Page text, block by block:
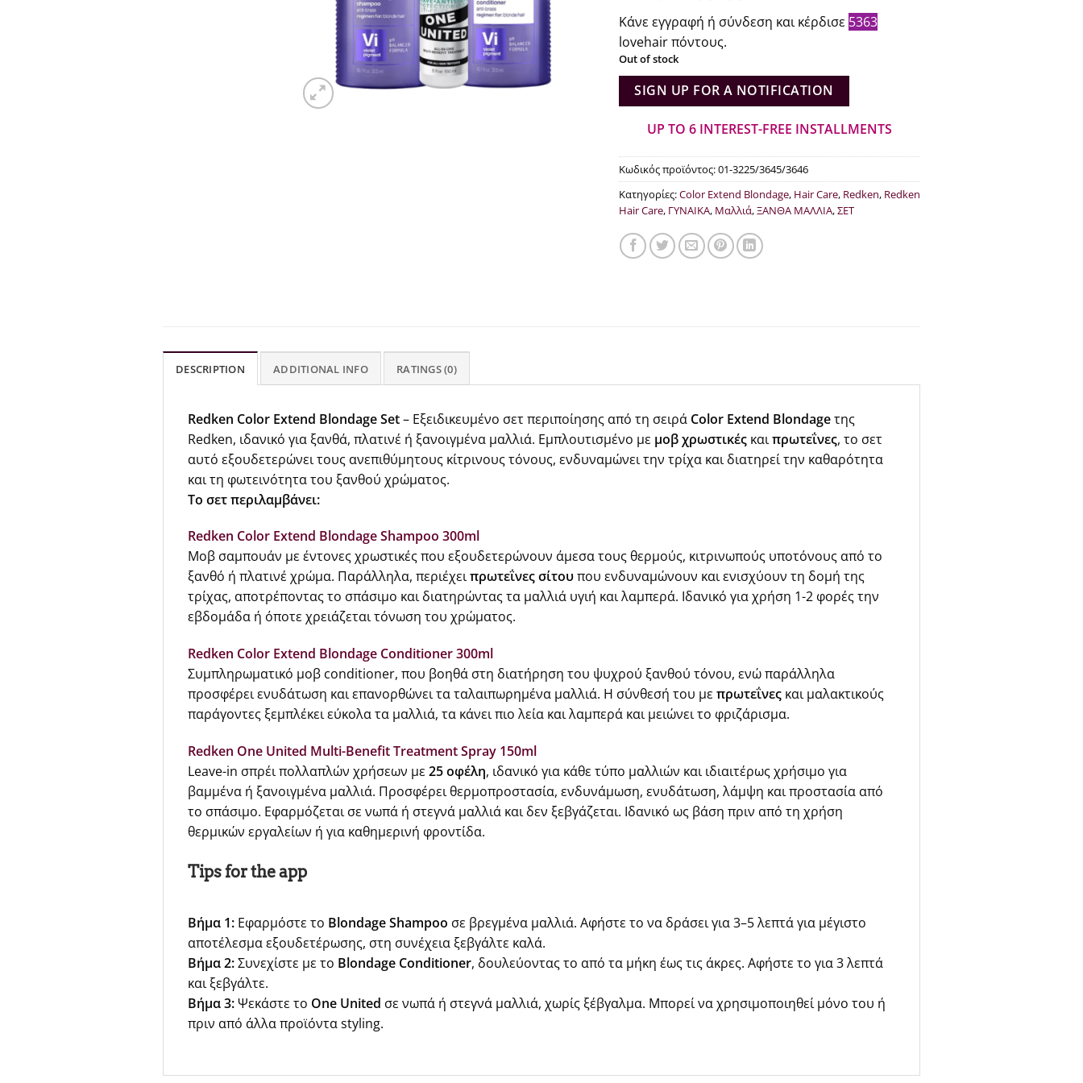
price
was:
€71.50.
τρέχουσα
τιμή
€53.63.
Κάνε εγγραφή ή σύνδεση και κέρδισε 5363
lovehair πόντους.
Out of stock
SIGN UP FOR A NOTIFICATION
UP TO 6 INTEREST-FREE INSTALLMENTS
Κωδικός προϊόντος:01-3225/3645/3646
Κατηγορίες:Color Extend Blondage, Hair Care, Redken, Redken
Hair Care, ΓΥΝΑΙΚΑ, Μαλλιά,ΞΑΝΘΑ ΜΑΛΛΙΑ,ΣΕΤ
DESCRIPTION ADDITIONAL INFO RATINGS (0)
Redken Color Extend Blondage Set– Εξειδικευμένο σετ περιποίησης από τη σειρά Color Extend Blondageτης
Redken, ιδανικό για ξανθά, πλατινέ ή ξανοιγμένα μαλλιά. Εμπλουτισμένο με μοβ χρωστικές καιπρωτεΐνες, το σετ
αυτό εξουδετερώνει τους ανεπιθύμητους κίτρινους τόνους, ενδυναμώνει την τρίχα και διατηρεί την καθαρότητα
και τη φωτεινότητα του ξανθού χρώματος.
Το σετ περιλαμβάνει:
Redken Color Extend Blondage Shampoo 300ml
Μοβ σαμπουάν με έντονες χρωστικές που εξουδετερώνουν άμεσα τους θερμούς, κιτρινωπούς υποτόνους από το
ξανθό ή πλατινέ χρώμα. Παράλληλα, περιέχειπρωτεΐνες σίτουπου ενδυναμώνουν και ενισχύουν τη δομή της
τρίχας, αποτρέποντας το σπάσιμο και διατηρώντας τα μαλλιά υγιή και λαμπερά. Ιδανικό για χρήση 1-2 φορές την
εβδομάδα ή όποτε χρειάζεται τόνωση του χρώματος.
Redken Color Extend Blondage Conditioner 300ml
Συμπληρωματικό μοβ conditioner, που βοηθά στη διατήρηση του ψυχρού ξανθού τόνου, ενώ παράλληλα
προσφέρει ενυδάτωση και επανορθώνει τα ταλαιπωρημένα μαλλιά. Η σύνθεσή του με πρωτεΐνες και μαλακτικούς
παράγοντες ξεμπλέκει εύκολα τα μαλλιά, τα κάνει πιο λεία και λαμπερά και μειώνει το φριζάρισμα.
Redken One United Multi-Benefit Treatment Spray 150ml
Leave-in σπρέι πολλαπλών χρήσεων με 25 οφέλη, ιδανικό για κάθε τύπο μαλλιών και ιδιαιτέρως χρήσιμο για
βαμμένα ή ξανοιγμένα μαλλιά. Προσφέρει θερμοπροστασία, ενδυνάμωση, ενυδάτωση, λάμψη και προστασία από
το σπάσιμο. Εφαρμόζεται σε νωπά ή στεγνά μαλλιά και δεν ξεβγάζεται. Ιδανικό ως βάση πριν από τη χρήση
θερμικών εργαλείων ή για καθημερινή φροντίδα.
Tips for the app
Βήμα 1: Εφαρμόστε το Blondage Shampoo σε βρεγμένα μαλλιά. Αφήστε το να δράσει για 3–5 λεπτά για μέγιστο
αποτέλεσμα εξουδετέρωσης, στη συνέχεια ξεβγάλτε καλά.
Βήμα 2:Συνεχίστε με το Blondage Conditioner, δουλεύοντας το από τα μήκη έως τις άκρες. Αφήστε το για 3 λεπτά
και ξεβγάλτε.
Βήμα 3:Ψεκάστε το One United σε νωπά ή στεγνά μαλλιά, χωρίς ξέβγαλμα. Μπορεί να χρησιμοποιηθεί μόνο του ή
πριν από άλλα προϊόντα styling.